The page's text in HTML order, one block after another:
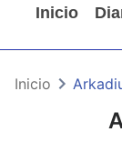
Inicio
Inicio